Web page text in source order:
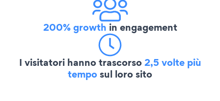
200% growth in engagement
I visitatori hanno trascorso2,5 volte più
temposul loro sito